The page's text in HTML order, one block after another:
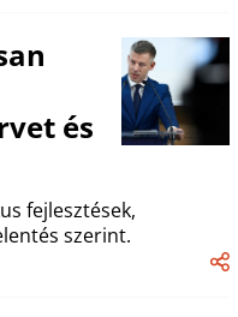
és
fejlesztések,
szerint.